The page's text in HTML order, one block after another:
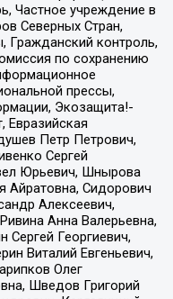
Частное учреждение в
Северных Стран,
контроль,
по сохранению
прессы,
Экозащита!-
Евразийская
Петр Петрович,
Сергей
Юрьевич, Шнырова
Айратовна, Сидорович
Алексеевич,
Анна Валерьевна,
Сергей Георгиевич,
Виталий Евгеньевич,
Олег
Шведов Григорий